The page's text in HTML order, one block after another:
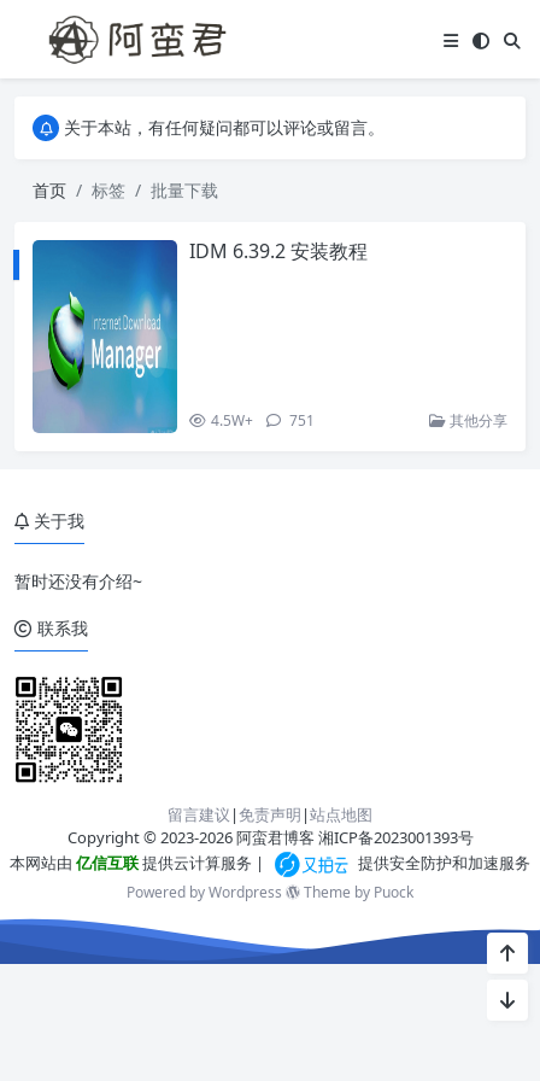
关于本站，有任何疑问都可以评论或留言。
关于本站，有任何疑问都可以评论或留言。
首页
标签 批量下载
IDM 6.39.2 安装教程
4.5W+ 751 其他分享
关于我
暂时还没有介绍~
联系我
留言建议 |免责声明 |站点地图
Copyright © 2023-2026 阿蛮君博客 湘ICP备2023001393号
本网站由 亿信互联提供云计算服务 | 提供安全防护和加速服务
Powered by Wordpress Theme by Puock